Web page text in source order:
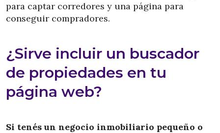
para captar corredores y una página para
conseguir compradores.
¿Sirve incluir un buscador
de propiedades en tu
página web?
Si tenés un negocio inmobiliario pequeño o